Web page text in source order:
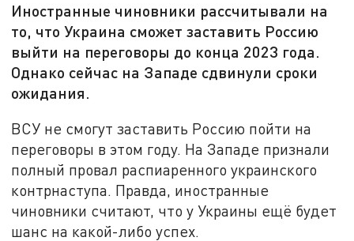
Иностранные чиновники рассчитывали на
то, что Украина сможет заставить Россию
выйти на переговоры до конца 2023 года.
Однако сейчас на Западе сдвинули сроки
ожидания.
ВСУ не смогут заставить Россию пойти на
переговоры в этом году. На Западе признали
полный провал распиаренного украинского
контрнаступа. Правда, иностранные
чиновники считают, что у Украины ещё будет
шанс на какой-либо успех.